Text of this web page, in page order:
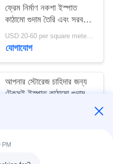
ফ্রেম নির্মাণ নকশা ইস্পাত
কাঠামো গুদাম তৈরি এবং সরবরাহ
করুন
USD 20-60 per square meter MOQ:1000 বর্গ মিটার
যোগাযোগ
আপনার স্টোরেজ চাহিদার জন্য
টেকসই ইস্পাত কাঠামো গুদাম
PM